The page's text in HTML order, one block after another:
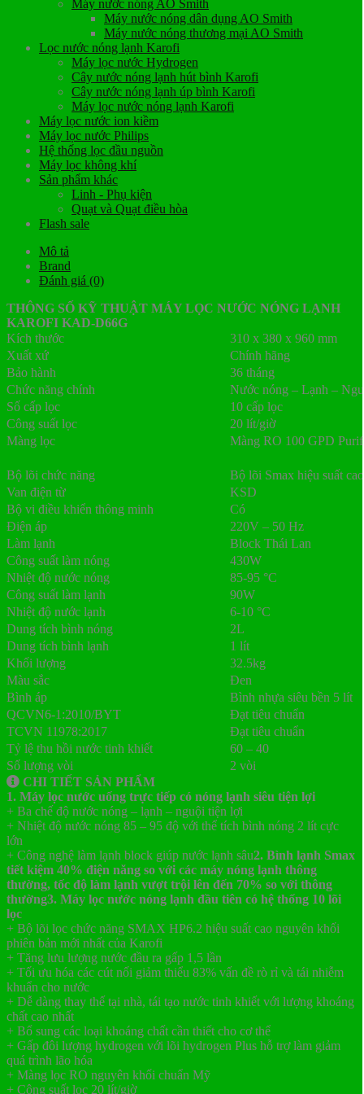
Máy nước nóng AO Smith
Máy nước nóng dân dụng AO Smith
Máy nước nóng thương mại AO Smith
Lọc nước nóng lạnh Karofi
Máy lọc nước Hydrogen
Cây nước nóng lạnh hút bình Karofi
Cây nước nóng lạnh úp bình Karofi
Máy lọc nước nóng lạnh Karofi
Máy lọc nước ion kiềm
Máy lọc nước Philips
Hệ thống lọc đầu nguồn
Máy lọc không khí
Sản phẩm khác
Linh - Phụ kiện
Quạt và Quạt điều hòa
Flash sale
Mô tả
Brand
Đánh giá (0)
THÔNG SỐ KỸ THUẬT MÁY LỌC NƯỚC NÓNG LẠNH
KAROFI KAD-D66G
Kích thước
310 x 380 x 960 mm
Xuất xứ
Chính hãng
Bảo hành
36 tháng
Chức năng chính
Nước nóng – Lạnh –
Số cấp lọc
10 cấp lọc
Công suất lọc
20 lít/giờ
Màng lọc
Màng RO 100 GPD
Bộ lõi chức năng
Bộ lõi Smax hiệu suất
Van điện từ
KSD
Bộ vi điều khiển thông minh
Có
Điện áp
220V – 50 Hz
Làm lạnh
Block Thái Lan
Công suất làm nóng
430W
Nhiệt độ nước nóng
85-95 °C
Công suất làm lạnh
90W
Nhiệt độ nước lạnh
6-10 °C
Dung tích bình nóng
2L
Dung tích bình lạnh
1 lít
Khối lượng
32.5kg
Màu sắc
Đen
Bình áp
Bình nhựa siêu bền 5 lít
QCVN6-1:2010/BYT
Đạt tiêu chuẩn
TCVN 11978:2017
Đạt tiêu chuẩn
Tỷ lệ thu hồi nước tinh khiết
60 – 40
Số lượng vòi
2 vòi
CHI TIẾT SẢN PHẨM
1. Máy lọc nước uống trực tiếp có nóng lạnh siêu tiện lợi
+ Ba chế độ nước nóng – lạnh – nguội tiện lợi
+ Nhiệt độ nước nóng 85 – 95 độ với thể tích bình nóng 2 lít cực
lớn
+ Công nghệ làm lạnh block giúp nước lạnh sâu2. Bình lạnh Smax
tiết kiệm 40% điện năng so với các máy nóng lạnh thông
thường, tốc độ làm lạnh vượt trội lên đến 70% so với thông
thường3. Máy lọc nước nóng lạnh đầu tiên có hệ thống 10 lõi
lọc
+ Bộ lõi lọc chức năng SMAX HP6.2 hiệu suất cao nguyên khối
phiên bản mới nhất của Karofi
+ Tăng lưu lượng nước đầu ra gấp 1,5 lần
+ Tối ưu hóa các cút nối giảm thiểu 83% vấn đề rò rỉ và tái nhiễm
khuẩn cho nước
+ Dễ dàng thay thế tại nhà, tái tạo nước tinh khiết với lượng khoáng
chất cao nhất
+ Bổ sung các loại khoáng chất cần thiết cho cơ thể
+ Gấp đôi lượng hydrogen với lõi hydrogen Plus hỗ trợ làm giảm
quá trình lão hóa
+ Màng lọc RO nguyên khối chuẩn Mỹ
+ Công suất lọc 20 lít/giờ